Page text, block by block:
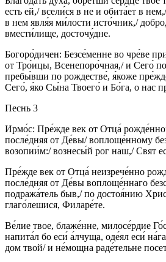
есть ей,/ всели́ся в не и обита́ет в
в нем явля́я ми́лости исто́чник,/
вмести́лище, досточу́дне.
Богоро́дичен: Безсе́менне во чре́ве
от Тро́ицы, Всенепоро́чная,/ и Сего́
пребы́вши по рождестве́, я́коже
Сего́, я́ко Сы́на Твоего́ и Бо́га, о нас
Песнь 3
Ирмо́с: Пре́жде век от Отца́
после́дняя от Де́вы/ воплоще́нному
возопии́м:/ вознесы́й рог наш,/ Свят
Пре́жде век от Отца́ неизрече́нно
после́дняя от Де́вы воплоще́ннаго
подража́тель быв,/ по достоя́нию
глаго́лешися, Филаре́те.
Ве́лие твое, блаже́нне, милосе́рдие
напита́л бо еси́ а́лчуща, оде́ял еси́
дом твой/ и не́мощна раде́тельне